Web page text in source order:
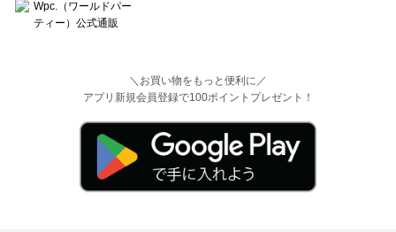
＼お買い物をもっと便利に／
アプリ新規会員登録で100ポイントプレゼント！